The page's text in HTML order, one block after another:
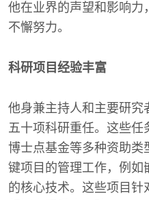
他在业界的声望和影响力
不懈努力。
科研项目经验丰富
他身兼主持人和主要研究
五十项科研重任。这些任
博士点基金等多种资助类
键项目的管理工作，例如
的核心技术。这些项目